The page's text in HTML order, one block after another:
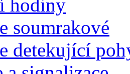
hodiny
soumrakové
detekující